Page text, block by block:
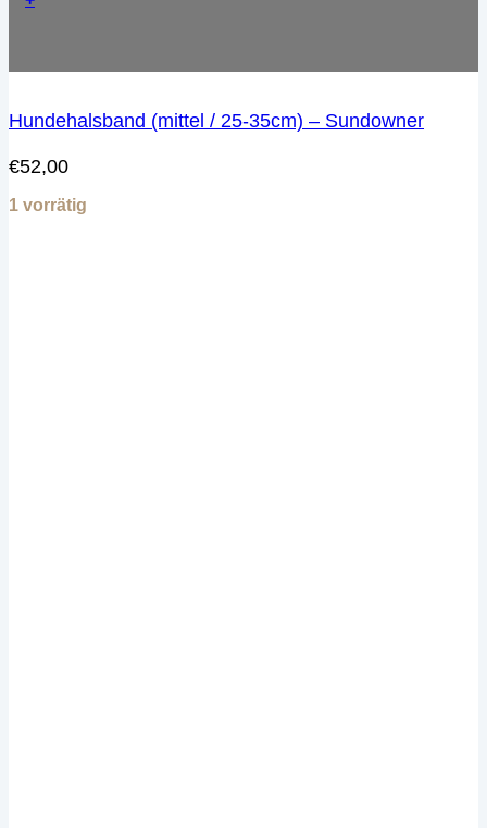
Hundehalsband (mittel / 25-35cm) – Sundowner
€52,00
1 vorrätig